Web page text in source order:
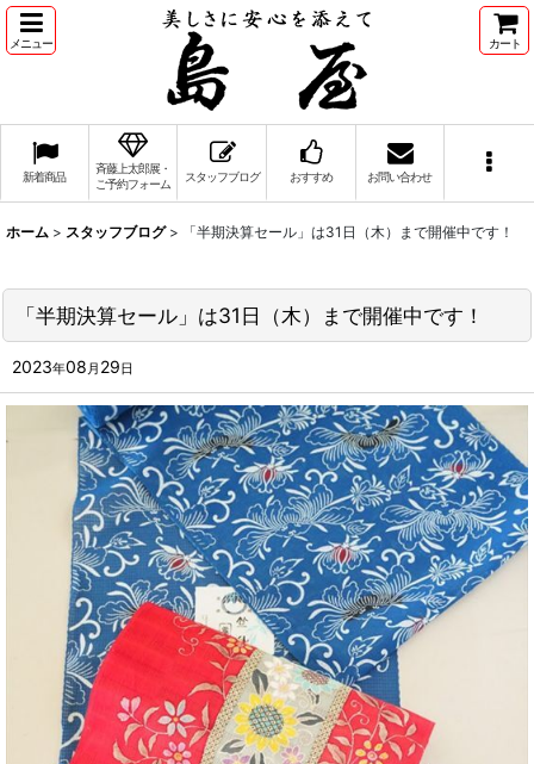
メニュー カート
新着商品
斉藤上太郎展・
ご予約フォーム
スタッフブログ おすすめ お問い合わせ
ホーム > スタッフブログ > 「半期決算セール」は31日（木）まで開催中です！
「半期決算セール」は31日（木）まで開催中です！
2023年08 月 29日